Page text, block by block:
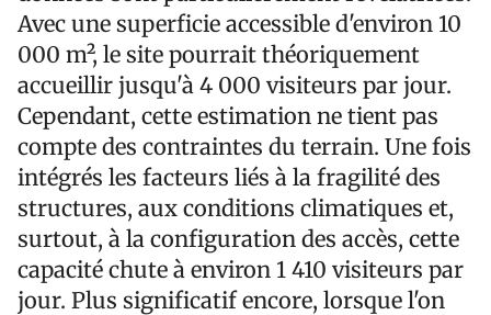
Avec une superficie accessible d'environ 10
000 m², le site pourrait théoriquement
accueillir jusqu'à 4 000 visiteurs par jour.
Cependant, cette estimation ne tient pas
compte des contraintes du terrain. Une fois
intégrés les facteurs liés à la fragilité des
structures, aux conditions climatiques et,
surtout, à la configuration des accès, cette
capacité chute à environ 1 410 visiteurs par
jour. Plus significatif encore, lorsque l'on